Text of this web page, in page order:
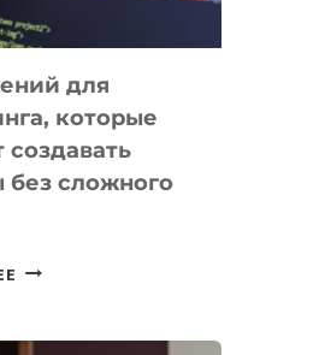
для
которые
без сложного